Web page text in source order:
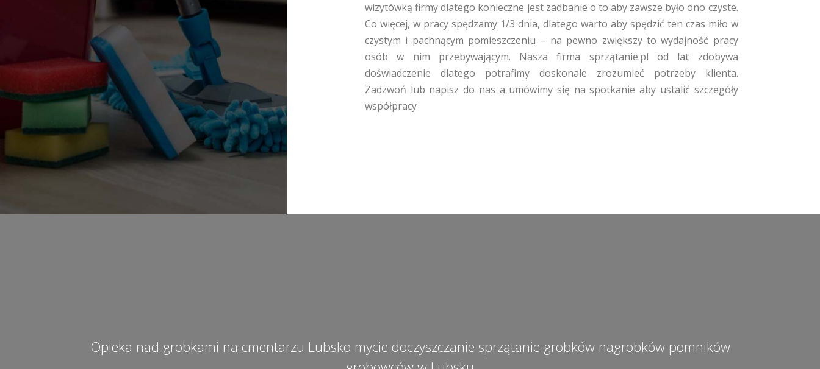
wizytówką firmy dlatego konieczne jest zadbanie o to aby zawsze było ono czyste.
Co więcej, w pracy spędzamy 1/3 dnia, dlatego warto aby spędzić ten czas miło w
czystym i pachnącym pomieszczeniu – na pewno zwiększy to wydajność pracy
osób w nim przebywającym. Nasza firma sprzątanie.pl od lat zdobywa
doświadczenie dlatego potrafimy doskonale zrozumieć potrzeby klienta.
Zadzwoń lub napisz do nas a umówimy się na spotkanie aby ustalić szczegóły
współpracy
Opieka nad grobkami na cmentarzu Lubsko mycie doczyszczanie sprzątanie grobków nagrobków pomników